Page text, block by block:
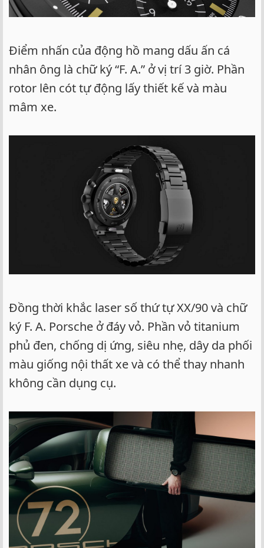
Điểm nhấn của động hồ mang dấu ấn cá
nhân ông là chữ ký “F. A.” ở vị trí 3 giờ. Phần
rotor lên cót tự động lấy thiết kế và màu
mâm xe.
Đồng thời khắc laser số thứ tự XX/90 và chữ
ký F. A. Porsche ở đáy vỏ. Phần vỏ titanium
phủ đen, chống dị ứng, siêu nhẹ, dây da phối
màu giống nội thất xe và có thể thay nhanh
không cần dụng cụ.